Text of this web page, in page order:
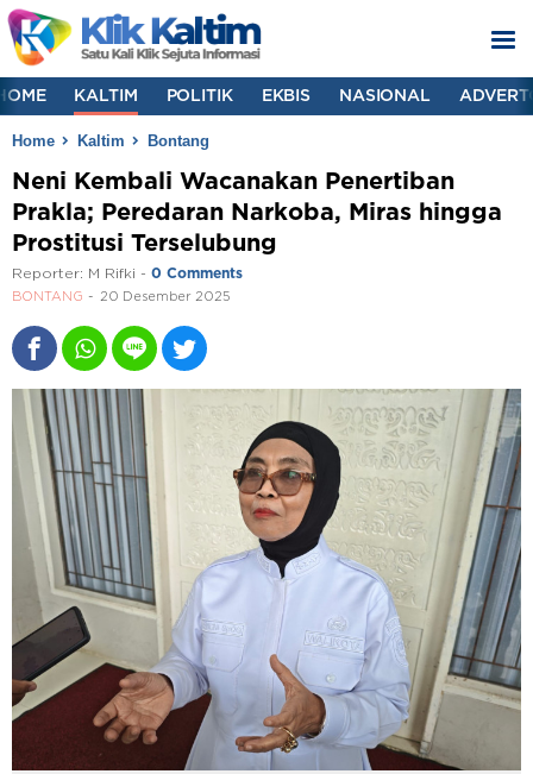
KALTIM POLITIK EKBIS NASIONAL
Home Kaltim Bontang
Neni Kembali Wacanakan Penertiban
Prakla; Peredaran Narkoba, Miras hingga
Prostitusi Terselubung
Reporter: M Rifki - 0 Comments
BONTANG 20 Desember 2025